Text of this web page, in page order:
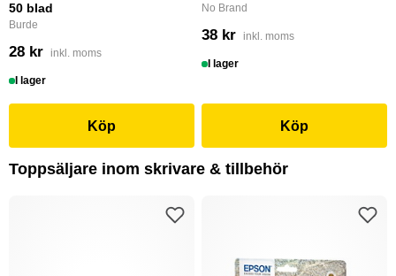
50 blad
Burde
28 kr inkl. moms
I lager
Köp
No Brand
38 kr inkl. moms
I lager
Köp
Toppsäljare inom skrivare & tillbehör